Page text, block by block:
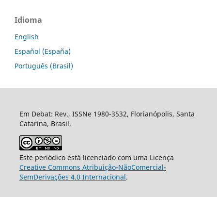
Idioma
English
Español (España)
Português (Brasil)
Em Debat: Rev., ISSNe 1980-3532, Florianópolis, Santa
Catarina, Brasil.
Este periódico está licenciado com uma Licença
Creative Commons Atribuição-NãoComercial-
SemDerivações 4.0 Internacional.